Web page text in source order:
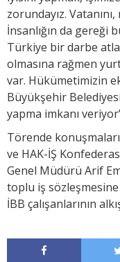
zorundayız.
İnsanlığın da gereği
Türkiye bir darbe
olmasına rağmen
var. Hükümetimizin
Büyükşehir
yapma imkanı
Törende
ve HAK-İŞ
Genel Müdürü Arif
toplu iş
İBB çalışanlarının